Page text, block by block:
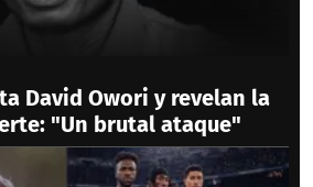
David Owori y revelan la
"Un brutal ataque"